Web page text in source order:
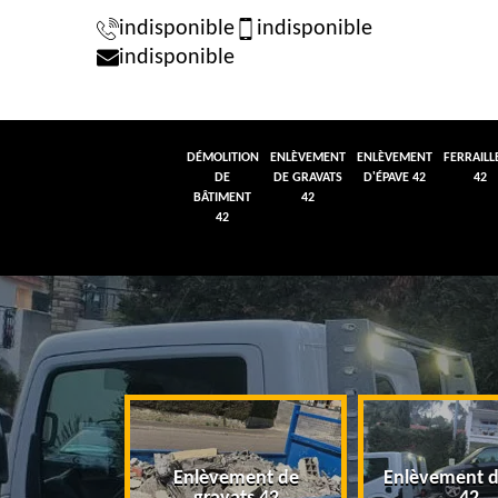
indisponible
indisponible
indisponible
DÉMOLITION
DE
BÂTIMENT
42
ENLÈVEMENT
DE GRAVATS
42
ENLÈVEMENT
D'ÉPAVE 42
42
de
Enlèvement de
Enlèvement